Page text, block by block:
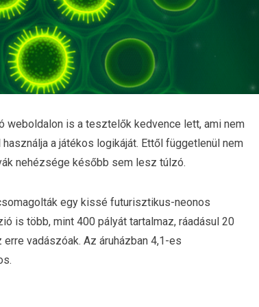
is a tesztelők kedvence lett, ami nem
a játékos logikáját. Ettől függetlenül nem
nehézsége később sem lesz túlzó.
egy kissé futurisztikus-neonos
is több, mint 400 pályát tartalmaz, ráadásul 20
vadászóak. Az áruházban 4,1-es